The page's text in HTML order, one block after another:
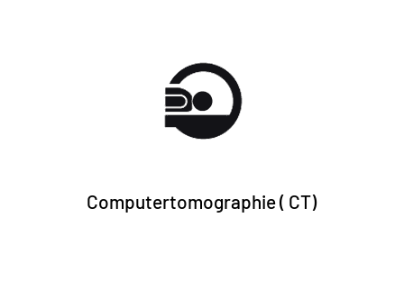
Computertomographie ( CT)
Info + Anmeldung